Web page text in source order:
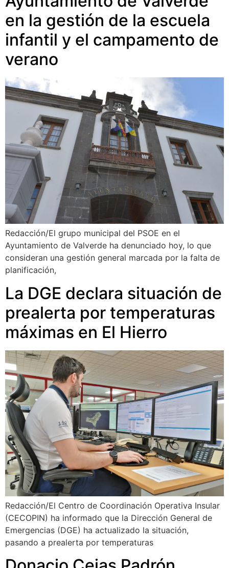
en la gestión de la escuela
infantil y el campamento de
verano
Redacción/El grupo municipal del PSOE en el
Ayuntamiento de Valverde ha denunciado hoy, lo que
consideran una gestión general marcada por la falta de
planificación,
La DGE declara situación de
prealerta por temperaturas
máximas en El Hierro
Redacción/El Centro de Coordinación Operativa Insular
(CECOPIN) ha informado que la Dirección General de
Emergencias (DGE) ha actualizado la situación,
pasando a prealerta por temperaturas